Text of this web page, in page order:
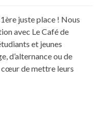
juste place ! Nous
avec Le Café de
et jeunes
d’alternance ou de
de mettre leurs